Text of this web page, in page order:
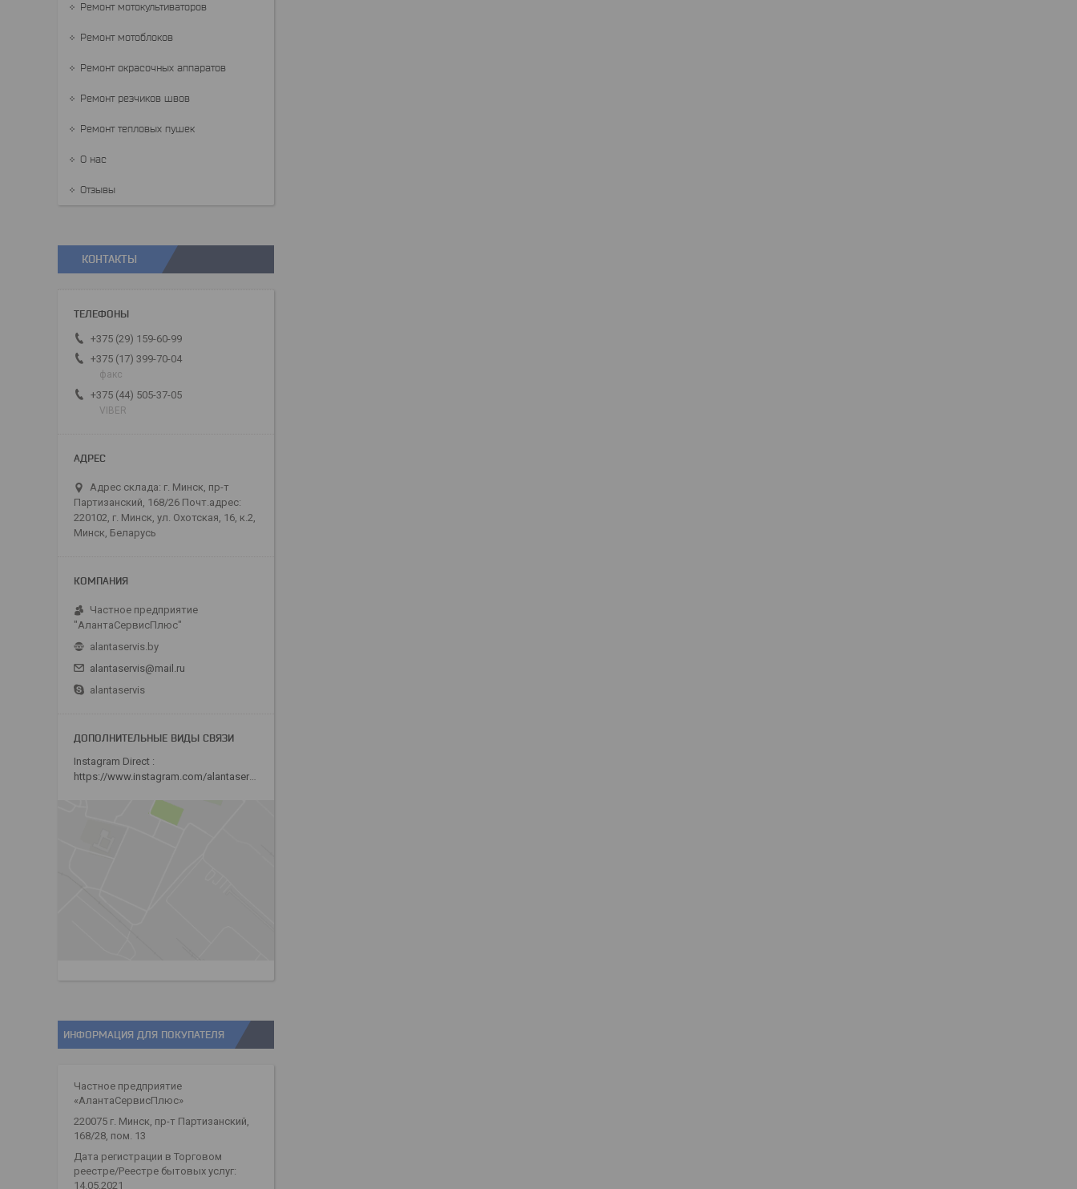
Ремонт мотокультиваторов
Ремонт мотоблоков
Ремонт окрасочных аппаратов
Ремонт резчиков швов
Ремонт тепловых пушек
О нас
Отзывы
КОНТАКТЫ
+375 (29) 159-60-99
+375 (17) 399-70-04
факс
+375 (44) 505-37-05
VIBER
Адрес склада: г. Минск, пр-т
Партизанский, 168/26 Почт.адрес:
220102, г. Минск, ул. Охотская, 16, к.2,
Минск, Беларусь
Частное предприятие
"АлантаСервисПлюс"
alantaservis.by
alantaservis@mail.ru
alantaservis
Instagram Direct
https://www.instagram.com/alantaservis/
ИНФОРМАЦИЯ ДЛЯ ПОКУПАТЕЛЯ
Частное предприятие
«АлантаСервисПлюс»
220075 г. Минск, пр-т Партизанский,
168/28, пом. 13
Дата регистрации в Торговом
реестре/Реестре бытовых услуг:
14.05.2021